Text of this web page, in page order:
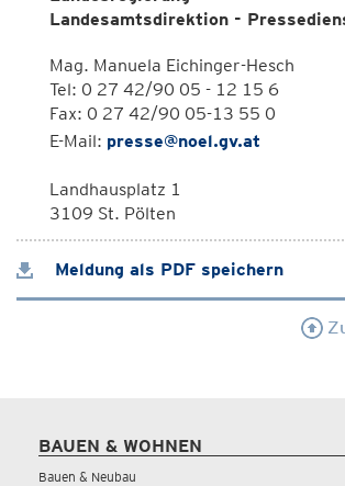
Landesamtsdirektion -
Mag. Manuela Eichinger-Hesch
Tel: 0 27 42/90 05 - 12 15 6
Fax: 0 27 42/90 05-13 55 0
E-Mail: presse@noel.gv.at
Landhausplatz 1
3109 St. Pölten
Meldung als PDF speichern
BAUEN & WOHNEN
Bauen & Neubau